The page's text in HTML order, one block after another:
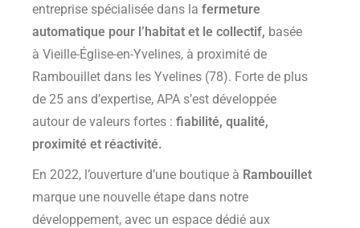
entreprise spécialisée dans la fermeture
automatique pour l’habitat et le collectif, basée
à Vieille-Église-en-Yvelines, à proximité de
Rambouillet dans les Yvelines (78). Forte de plus
de 25 ans d’expertise, APA s’est développée
autour de valeurs fortes : fiabilité, qualité,
proximité et réactivité.
En 2022, l’ouverture d’une boutique à Rambouillet
marque une nouvelle étape dans notre
développement, avec un espace dédié aux